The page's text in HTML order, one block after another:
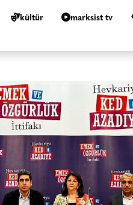
kültür marksist tv